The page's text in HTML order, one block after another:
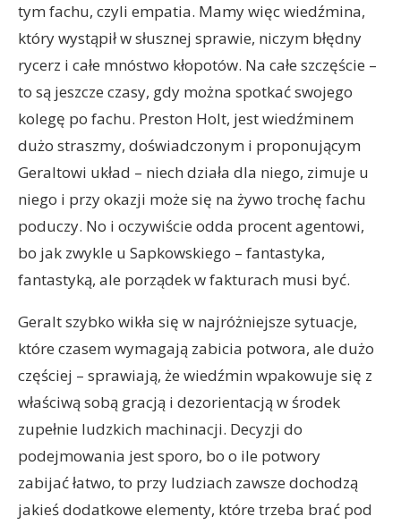
tym fachu, czyli empatia. Mamy więc wiedźmina,
który wystąpił w słusznej sprawie, niczym błędny
rycerz i całe mnóstwo kłopotów. Na całe szczęście –
to są jeszcze czasy, gdy można spotkać swojego
kolegę po fachu. Preston Holt, jest wiedźminem
dużo straszmy, doświadczonym i proponującym
Geraltowi układ – niech działa dla niego, zimuje u
niego i przy okazji może się na żywo trochę fachu
poduczy. No i oczywiście odda procent agentowi,
bo jak zwykle u Sapkowskiego – fantastyka,
fantastyką, ale porządek w fakturach musi być.
Geralt szybko wikła się w najróżniejsze sytuacje,
które czasem wymagają zabicia potwora, ale dużo
częściej – sprawiają, że wiedźmin wpakowuje się z
właściwą sobą gracją i dezorientacją w środek
zupełnie ludzkich machinacji. Decyzji do
podejmowania jest sporo, bo o ile potwory
zabijać łatwo, to przy ludziach zawsze dochodzą
jakieś dodatkowe elementy, które trzeba brać pod